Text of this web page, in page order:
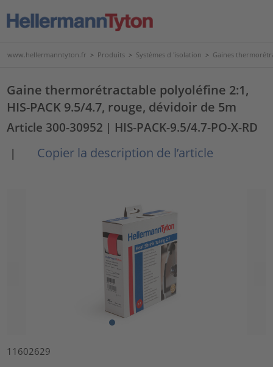
www.hellermanntyton.fr > Produits > Systèmes d 'isolation > Gaines
Gaine thermorétractable polyoléfine 2:1,
HIS-PACK 9.5/4.7, rouge, dévidoir de 5m
Article 300-30952 | HIS-PACK-9.5/4.7-PO-X-RD
|
Copier la description de l’article
11602629